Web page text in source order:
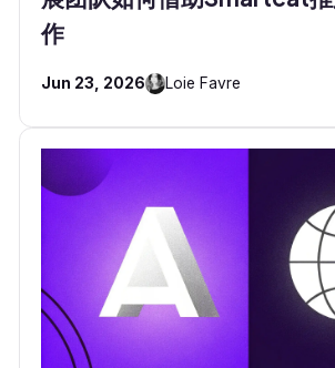
作
Jun 23, 2026 Loie Favre